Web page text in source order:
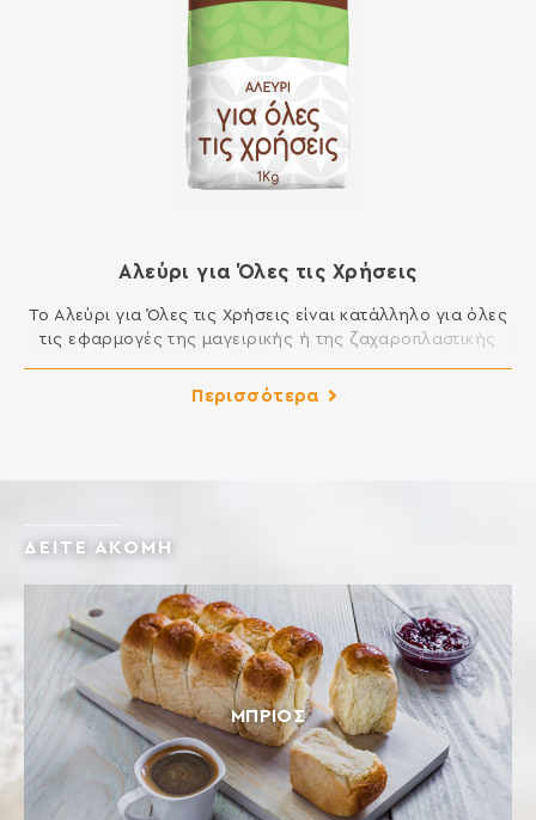
Αλεύρι για Όλες τις Χρήσεις
Το Αλεύρι για Όλες τις Χρήσεις είναι κατάλληλο για όλες
τις εφαρμογές της μαγειρικής ή της ζαχαροπλαστικής
κέικ, μελομακάρονα, κουραμπιέδες, τσουρέκια, φύλλο,
Περισσότερα
ΔΕΙΤΕ ΑΚΟΜΗ
ΜΠΡΙΌΣ